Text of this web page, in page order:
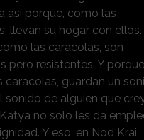
así porque, como las
llevan su hogar con ellos.
las caracolas, son
pero resistentes. Y
caracolas, guardan un
sonido de alguien que
no solo les da
Y eso, en Nod Krai,